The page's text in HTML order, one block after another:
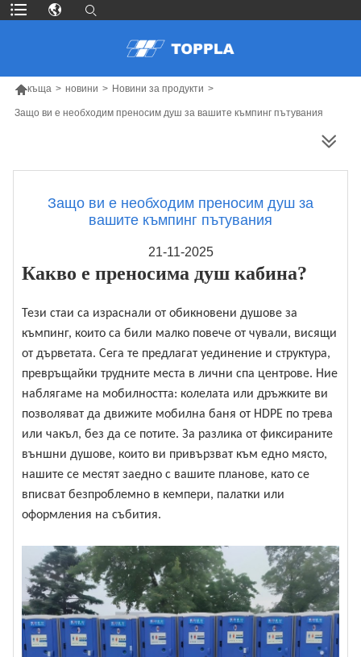
къща > новини > Новини за продукти >
Защо ви е необходим преносим душ за вашите къмпинг пътувания
Защо ви е необходим преносим душ за
вашите къмпинг пътувания
21-11-2025
Какво е преносима душ кабина?
Тези стаи са израснали от обикновени душове за
къмпинг, които са били малко повече от чували, висящи
от дърветата. Сега те предлагат уединение и структура,
превръщайки трудните места в лични спа центрове. Ние
наблягаме на мобилността: колелата или дръжките ви
позволяват да движите мобилна баня от HDPE по трева
или чакъл, без да се потите. За разлика от фиксираните
външни душове, които ви привързват към едно място,
нашите се местят заедно с вашите планове, като се
вписват безпроблемно в кемпери, палатки или
оформления на събития.